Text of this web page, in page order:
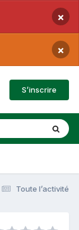
×
×
S’inscrire
Toute l’activité